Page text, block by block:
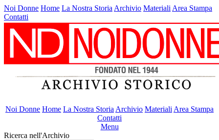
Noi Donne Home La Nostra Storia Archivio Materiali Area Stampa
Contatti
Noi Donne Home La Nostra Storia Archivio Materiali Area Stampa
Contatti
Menu
Ricerca nell'Archivio